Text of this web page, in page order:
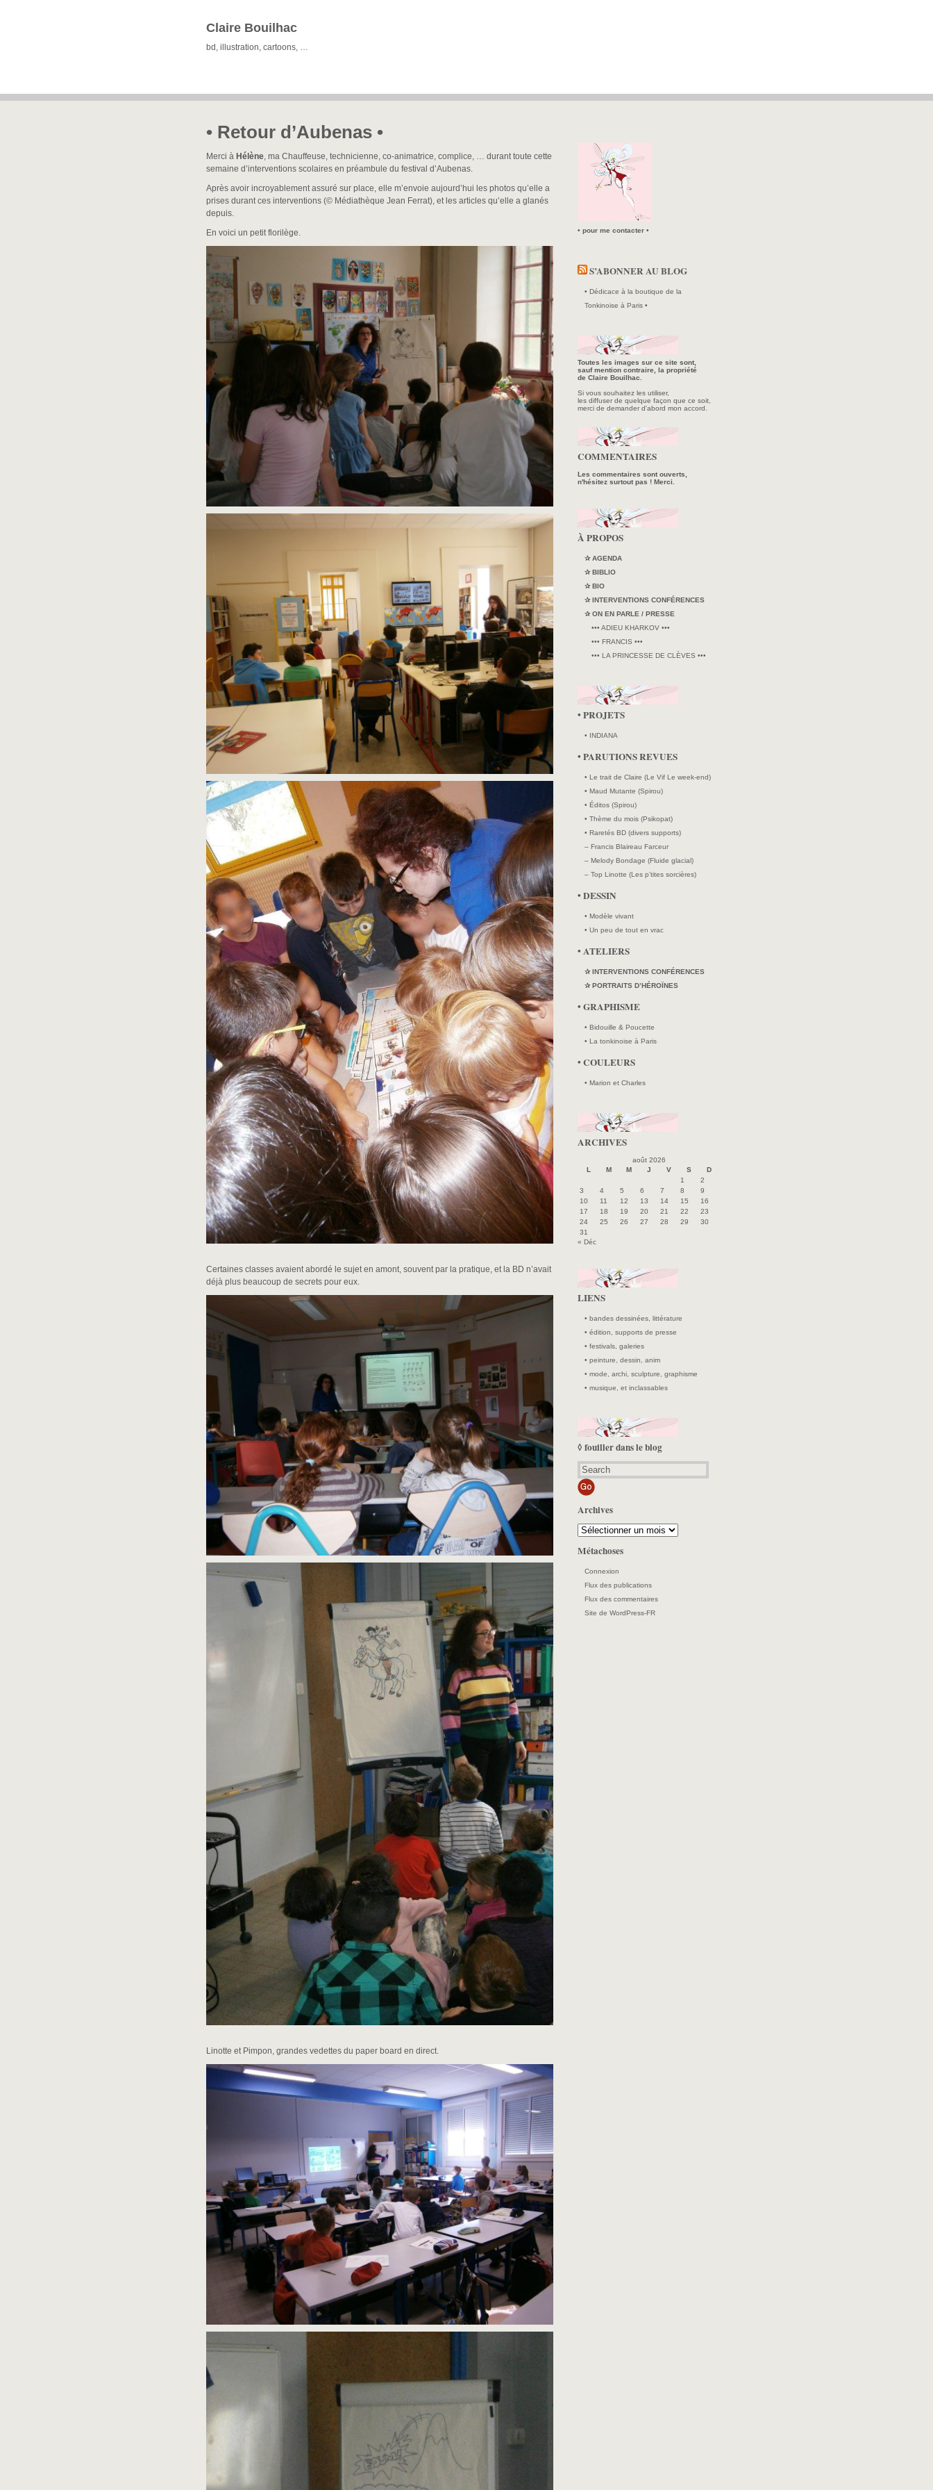
Claire Bouilhac
bd, illustration, cartoons, …
• Retour d’Aubenas •
Merci à Hélène, ma Chauffeuse, technicienne, co-animatrice, complice, … durant toute cette
semaine d’interventions scolaires en préambule du festival d’Aubenas.
Après avoir incroyablement assuré sur place, elle m’envoie aujourd’hui les photos qu’elle a
prises durant ces interventions (© Médiathèque Jean Ferrat), et les articles qu’elle a glanés
depuis.
En voici un petit florilège.
Certaines classes avaient abordé le sujet en amont, souvent par la pratique, et la BD n’avait
déjà plus beaucoup de secrets pour eux.
Linotte et Pimpon, grandes vedettes du paper board en direct.
• pour me contacter •
S’ABONNER AU BLOG
• Dédicace à la boutique de la
Tonkinoise à Paris •
Toutes les images sur ce site sont,
sauf mention contraire, la propriété
de Claire Bouilhac.
Si vous souhaitez les utiliser,
les diffuser de quelque façon que ce soit,
merci de demander d'abord mon accord.
COMMENTAIRES
Les commentaires sont ouverts,
n'hésitez surtout pas ! Merci.
À PROPOS
✰ AGENDA
✰ BIBLIO
✰ BIO
✰ INTERVENTIONS CONFÉRENCES
✰ ON EN PARLE / PRESSE
••• ADIEU KHARKOV •••
••• FRANCIS •••
••• LA PRINCESSE DE CLÈVES •••
• PROJETS
• INDIANA
• PARUTIONS REVUES
• Le trait de Claire (Le Vif Le week-end)
• Maud Mutante (Spirou)
• Éditos (Spirou)
• Thème du mois (Psikopat)
• Raretés BD (divers supports)
– Francis Blaireau Farceur
– Melody Bondage (Fluide glacial)
– Top Linotte (Les p’tites sorcières)
• DESSIN
• Modèle vivant
• Un peu de tout en vrac
• ATELIERS
✰ INTERVENTIONS CONFÉRENCES
✰ PORTRAITS D’HÉROÏNES
• GRAPHISME
• Bidouille & Poucette
• La tonkinoise à Paris
• COULEURS
• Marion et Charles
ARCHIVES
août 2026
L
M M J V S
D
1
2
3
4 5 6 7 8
9
10
11 12 13 14 15
16
17
18 19 20 21 22
23
24
25 26 27 28 29
30
31
« Déc
LIENS
• bandes dessinées, littérature
• édition, supports de presse
• festivals, galeries
• peinture, dessin, anim
• mode, archi, sculpture, graphisme
• musique, et inclassables
◊ fouiller dans le blog
Archives
Archives
Métachoses
Connexion
Flux des publications
Flux des commentaires
Site de WordPress-FR